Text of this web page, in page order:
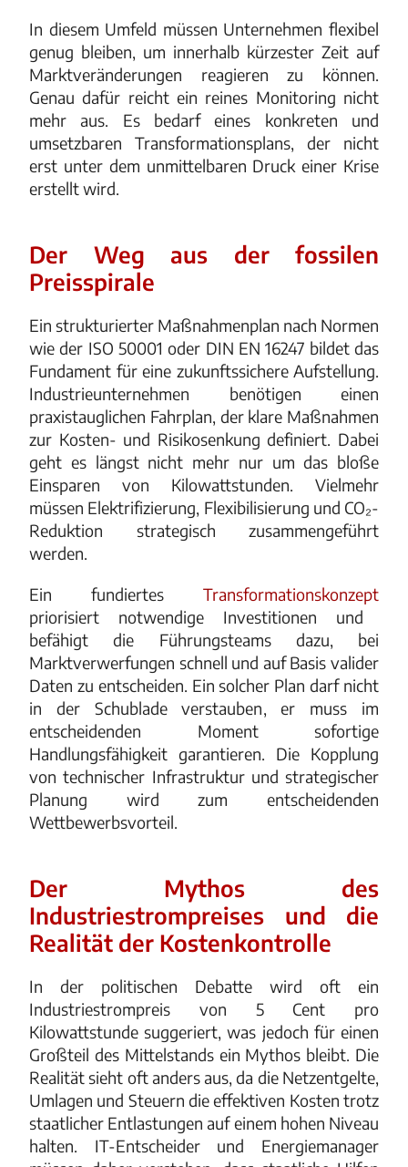
In diesem Umfeld müssen Unternehmen flexibel
genug bleiben, um innerhalb kürzester Zeit auf
Marktveränderungen reagieren zu können.
Genau dafür reicht ein reines Monitoring nicht
mehr aus. Es bedarf eines konkreten und
umsetzbaren Transformationsplans, der nicht
erst unter dem unmittelbaren Druck einer Krise
erstellt wird.
Der Weg aus der fossilen
Preisspirale
Ein strukturierter Maßnahmenplan nach Normen
wie der ISO 50001 oder DIN EN 16247 bildet das
Fundament für eine zukunftssichere Aufstellung.
Industrieunternehmen benötigen einen
praxistauglichen Fahrplan, der klare Maßnahmen
zur Kosten- und Risikosenkung definiert. Dabei
geht es längst nicht mehr nur um das bloße
Einsparen von Kilowattstunden. Vielmehr
müssen Elektrifizierung, Flexibilisierung und CO₂-
Reduktion strategisch zusammengeführt
werden.
Ein fundiertes Transformationskonzept
priorisiert notwendige Investitionen und
befähigt die Führungsteams dazu, bei
Marktverwerfungen schnell und auf Basis valider
Daten zu entscheiden. Ein solcher Plan darf nicht
in der Schublade verstauben, er muss im
entscheidenden Moment sofortige
Handlungsfähigkeit garantieren. Die Kopplung
von technischer Infrastruktur und strategischer
Planung wird zum entscheidenden
Wettbewerbsvorteil.
Der Mythos des
Industriestrompreises und die
Realität der Kostenkontrolle
In der politischen Debatte wird oft ein
Industriestrompreis von 5 Cent pro
Kilowattstunde suggeriert, was jedoch für einen
Großteil des Mittelstands ein Mythos bleibt. Die
Realität sieht oft anders aus, da die Netzentgelte,
Umlagen und Steuern die effektiven Kosten trotz
staatlicher Entlastungen auf einem hohen Niveau
halten. IT-Entscheider und Energiemanager